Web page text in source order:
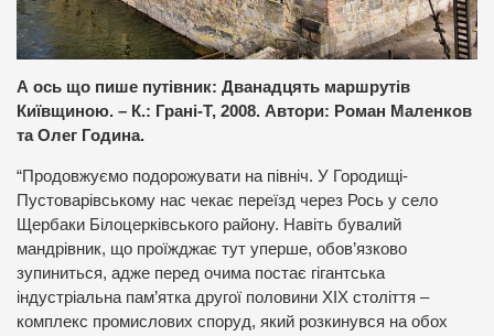
А ось що пише путівник: Дванадцять маршрутів
Київщиною. – К.: Грані-Т, 2008. Автори: Роман Маленков
та Олег Година.
“Продовжуємо подорожувати на північ. У Городищі-
Пустоварівському нас чекає переїзд через Рось у село
Щербаки Білоцерківського району. Навіть бувалий
мандрівник, що проїжджає тут уперше, обов’язково
зупиниться, адже перед очима постає гігантська
індустріальна пам’ятка другої половини ХІХ століття –
комплекс промислових споруд, який розкинувся на обох